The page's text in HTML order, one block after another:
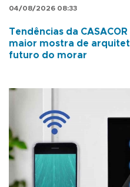
04/08/2026 08:33
Tendências da
maior mostra de
futuro do morar